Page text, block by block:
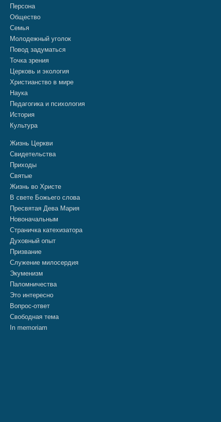
Персона
Общество
Семья
Молодежный уголок
Повод задуматься
Точка зрения
Церковь и экология
Христианство в мире
Наука
Педагогика и психология
История
Культура
Жизнь Церкви
Свидетельства
Приходы
Святые
Жизнь во Христе
В свете Божьего слова
Пресвятая Дева Мария
Новоначальным
Страничка катехизатора
Духовный опыт
Призвание
Служение милосердия
Экуменизм
Паломничества
Это интересно
Вопрос-ответ
Свободная тема
In memoriam